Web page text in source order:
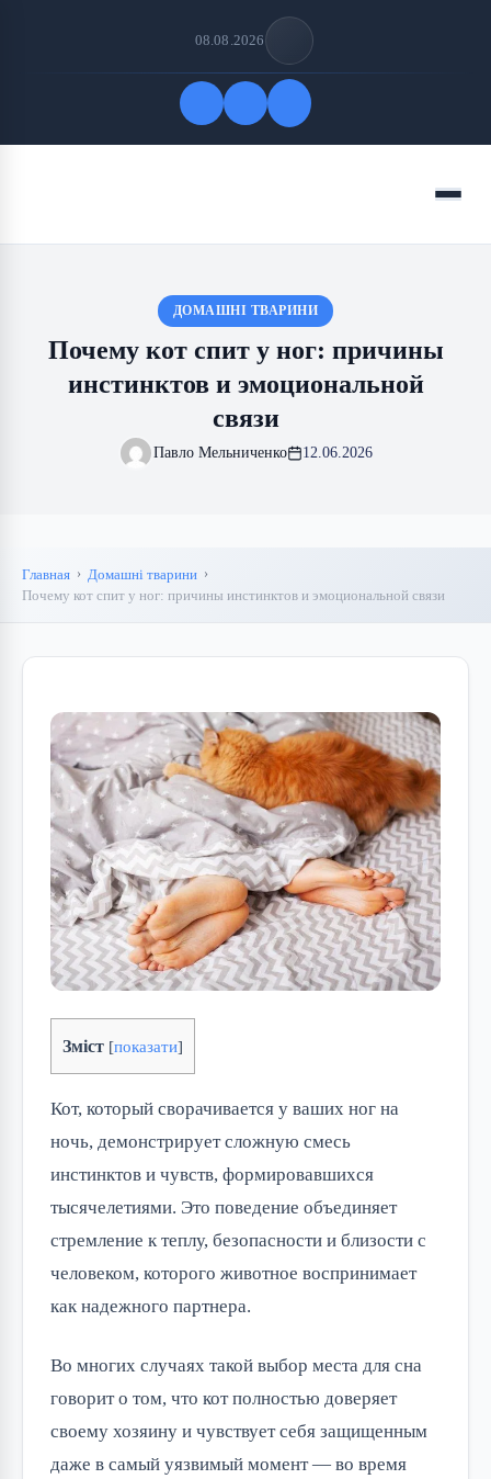
08.08.2026
Меню
ДОМАШНІ ТВАРИНИ
Почему кот спит у ног: причины
инстинктов и эмоциональной
связи
Павло Мельниченко 12.06.2026
Главная
Домашні тварини
Почему кот спит у ног: причины инстинктов и эмоциональной связи
Зміст [показати]
Кот, который сворачивается у ваших ног на
ночь, демонстрирует сложную смесь
инстинктов и чувств, формировавшихся
тысячелетиями. Это поведение объединяет
стремление к теплу, безопасности и близости с
человеком, которого животное воспринимает
как надежного партнера.
Во многих случаях такой выбор места для сна
говорит о том, что кот полностью доверяет
своему хозяину и чувствует себя защищенным
даже в самый уязвимый момент — во время